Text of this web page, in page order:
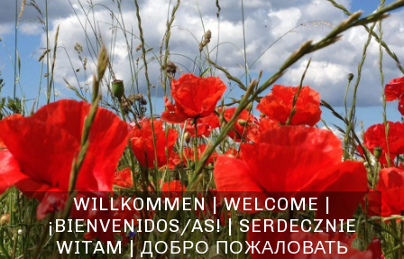
WILLKOMMEN | WELCOME |
¡BIENVENIDOS/AS! | SERDECZNIE
WITAM | ДОБРО ПОЖАЛОВАТЬ